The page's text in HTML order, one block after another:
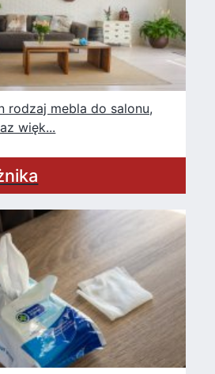
mebla do salonu,
więk...